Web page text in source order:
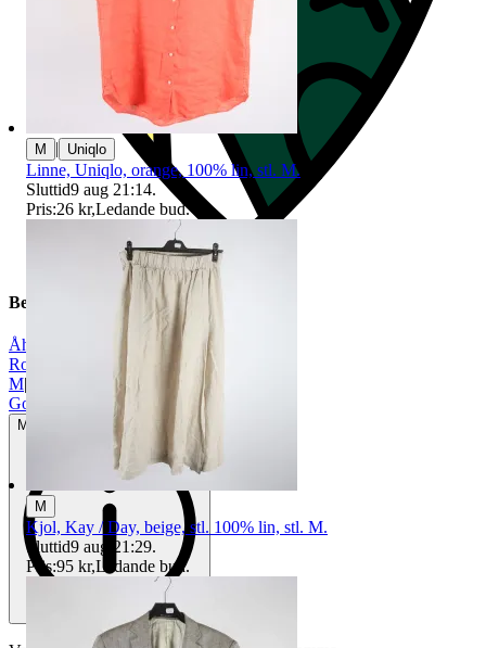
Beskrivning
Åhléns
Rosa
M|
Gott använt skick
Mindre tecken på användning
M | Uniqlo
Linne, Uniqlo, orange, 100% lin, stl. M.
Sluttid9 aug 21:14.
Pris:26 kr,Ledande bud.
M
Kjol, Kay / Day, beige, stl. 100% lin, stl. M.
Sluttid9 aug 21:29.
Pris:95 kr,Ledande bud.